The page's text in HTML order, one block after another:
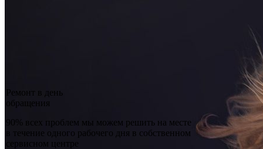
Ремонт в день
обращения
90% всех проблем мы можем решить на месте
в течение одного рабочего дня в собственном
сервисном центре